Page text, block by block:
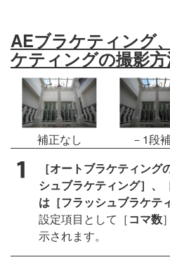
AEブラケティング
ケティングの撮影
補正なし －1段
［オートブラケティン
シュブラケティング］、
は［フラッシュブラケテ
設定項目として［コマ数
示されます。